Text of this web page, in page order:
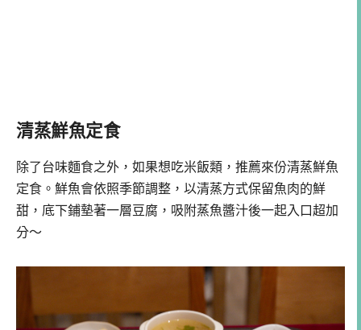
清蒸鮮魚定食
除了台味麵食之外，如果想吃米飯類，推薦來份清蒸鮮魚
定食。鮮魚會依照季節調整，以清蒸方式保留魚肉的鮮
甜，底下鋪墊著一層豆腐，吸附蒸魚醬汁後一起入口超加
分～